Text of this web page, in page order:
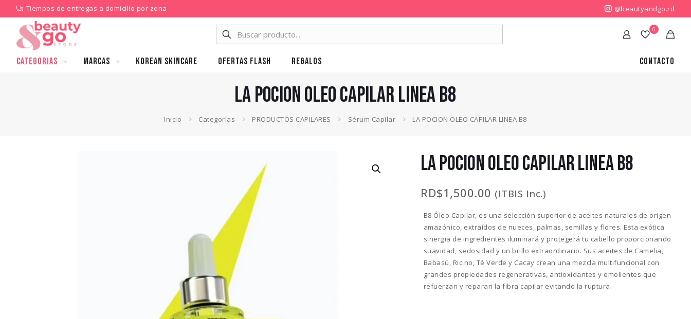
Tiempos de entregas a domicilio por zona @beautyandgo.rd
0
CATEGORIAS MARCAS KOREAN SKINCARE Ofertas Flash Regalos Contacto
LA POCION OLEO CAPILAR LINEA B8
Inicio Categorías PRODUCTOS CAPILARES Sérum Capilar LA POCION OLEO CAPILAR LINEA B8
LA POCION OLEO CAPILAR LINEA B8
RD$1,500.00 (ITBIS Inc.)
B8 Óleo Capilar, es una selección superior de aceites naturales de origen
amazónico, extraídos de nueces, palmas, semillas y flores. Esta exótica
sinergia de ingredientes iluminará y protegerá tu cabello proporcionando
suavidad, sedosidad y un brillo extraordinario. Sus aceites de Camelia,
Babasú, Ricino, Té Verde y Cacay crean una mezcla multifuncional con
grandes propiedades regenerativas, antioxidantes y emolientes que
refuerzan y reparan la fibra capilar evitando la ruptura.